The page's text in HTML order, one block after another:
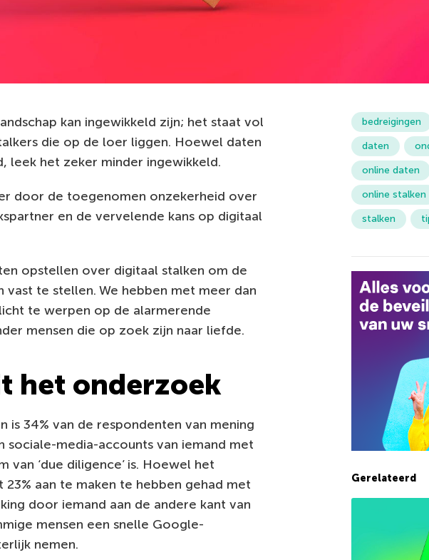
kan ingewikkeld zijn; het staat vol
die op de loer liggen. Hoewel daten
leek het zeker minder ingewikkeld.
door de toegenomen onzekerheid over
en de vervelende kans op digitaal
opstellen over digitaal stalken om de
vast te stellen. We hebben met meer dan
te werpen op de alarmerende
mensen die op zoek zijn naar liefde.
het onderzoek
34% van de respondenten van mening
media-accounts van iemand met
‘due diligence’ is. Hoewel het
aan te maken te hebben gehad met
door iemand aan de andere kant van
mensen een snelle Google-
nemen.
bedreigingen
daten
online daten
online stalken
stalken
Gerelateerd